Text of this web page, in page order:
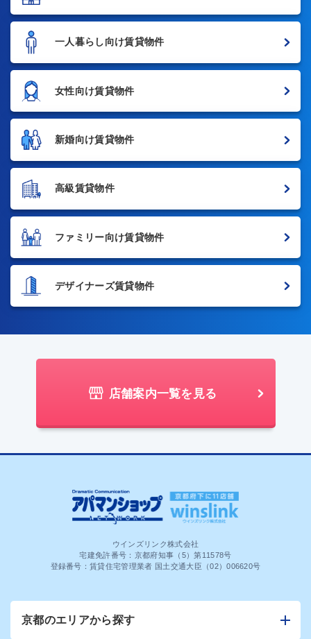
一人暮らし向け賃貸物件
女性向け賃貸物件
新婚向け賃貸物件
高級賃貸物件
ファミリー向け賃貸物件
デザイナーズ賃貸物件
店舗案内一覧を見る
ウインズリンク株式会社
宅建免許番号：京都府知事（5）第11578号
登録番号：賃貸住宅管理業者 国土交通大臣（02）006620号
京都のエリアから探す